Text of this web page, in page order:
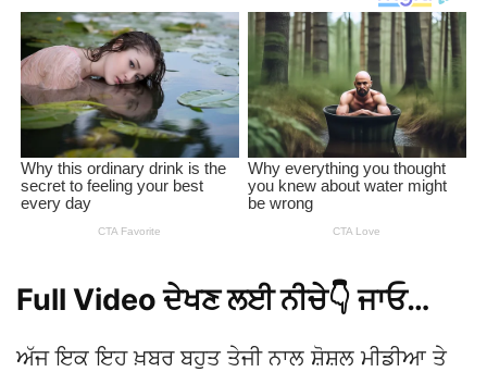
Full Video ਦੇਖਣ ਲਈ ਨੀਚੇ👇 ਜਾਓ…
ਅੱਜ ਇਕ ਇਹ ਖ਼ਬਰ ਬਹੁਤ ਤੇਜੀ ਨਾਲ ਸ਼ੋਸ਼ਲ ਮੀਡੀਆ ਤੇ